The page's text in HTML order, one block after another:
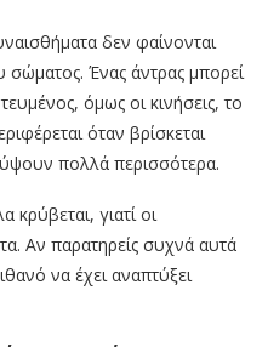
δεν φαίνονται
Ένας άντρας μπορεί
όμως οι κινήσεις, το
όταν βρίσκεται
πολλά περισσότερα.
γιατί οι
Αν παρατηρείς συχνά αυτά
να έχει αναπτύξει